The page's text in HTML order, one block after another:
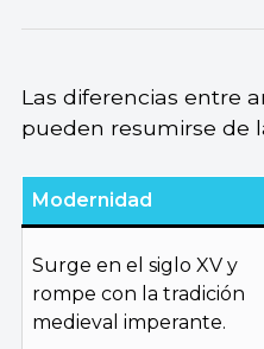
Las diferencias entre
pueden resumirse de
Modernidad
Surge en el siglo XV y
rompe con la tradición
medieval imperante.